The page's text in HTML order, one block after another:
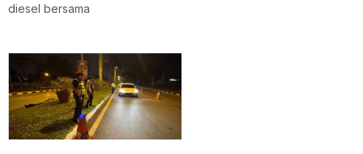
diesel bersama